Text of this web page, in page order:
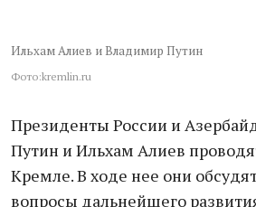
Ильхам Алиев и Владимир Путин
Фото:kremlin.ru
Президенты России и
Путин и Ильхам Алиев
Кремле. В ходе нее они
вопросы дальнейшего